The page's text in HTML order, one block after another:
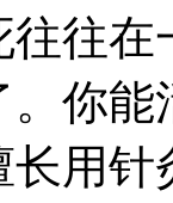
往往在
。你
长用